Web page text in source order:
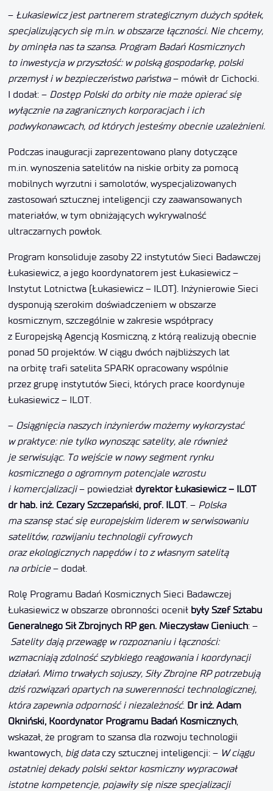
– Łukasiewicz jest partnerem strategicznym dużych spółek,
specjalizujących się m.in. w obszarze łączności. Nie chcemy,
by ominęła nas ta szansa. Program Badań Kosmicznych
to inwestycja w przyszłość: w polską gospodarkę, polski
przemysł i w bezpieczeństwo państwa– mówił dr Cichocki.
I dodał: – Dostęp Polski do orbity nie może opierać się
wyłącznie na zagranicznych korporacjach i ich
podwykonawcach, od których jesteśmy obecnie uzależnieni.
Podczas inauguracji zaprezentowano plany dotyczące
m.in. wynoszenia satelitów na niskie orbity za pomocą
mobilnych wyrzutni i samolotów, wyspecjalizowanych
zastosowań sztucznej inteligencji czy zaawansowanych
materiałów, w tym obniżających wykrywalność
ultraczarnych powłok.
Program konsoliduje zasoby 22 instytutów Sieci Badawczej
Łukasiewicz, a jego koordynatorem jest Łukasiewicz –
Instytut Lotnictwa (Łukasiewicz – ILOT). Inżynierowie Sieci
dysponują szerokim doświadczeniem w obszarze
kosmicznym, szczególnie w zakresie współpracy
z Europejską Agencją Kosmiczną, z którą realizują obecnie
ponad 50 projektów. W ciągu dwóch najbliższych lat
na orbitę trafi satelita SPARK opracowany wspólnie
przez grupę instytutów Sieci, których prace koordynuje
Łukasiewicz – ILOT.
– Osiągnięcia naszych inżynierów możemy wykorzystać
w praktyce: nie tylko wynosząc satelity, ale również
je serwisując. To wejście w nowy segment rynku
kosmicznego o ogromnym potencjale wzrostu
i komercjalizacji– powiedział dyrektor Łukasiewicz – ILOT
dr hab. inż. Cezary Szczepański, prof. ILOT . – Polska
ma szansę stać się europejskim liderem w serwisowaniu
satelitów, rozwijaniu technologii cyfrowych
oraz ekologicznych napędów i to z własnym satelitą
na orbicie– dodał.
Rolę Programu Badań Kosmicznych Sieci Badawczej
Łukasiewicz w obszarze obronności ocenił były Szef Sztabu
Generalnego Sił Zbrojnych RP gen. Mieczysław Cieniuch: –
Satelity dają przewagę w rozpoznaniu i łączności:
wzmacniają zdolność szybkiego reagowania i koordynacji
działań. Mimo trwałych sojuszy, Siły Zbrojne RP potrzebują
dziś rozwiązań opartych na suwerenności technologicznej,
która zapewnia odporność i niezależność. Dr inż. Adam
Okniński, Koordynator Programu Badań Kosmicznych
wskazał, że program to szansa dla rozwoju technologii
kwantowych, big dataczy sztucznej inteligencji: – W ciągu
ostatniej dekady polski sektor kosmiczny wypracował
istotne kompetencje, pojawiły się nisze specjalizacji